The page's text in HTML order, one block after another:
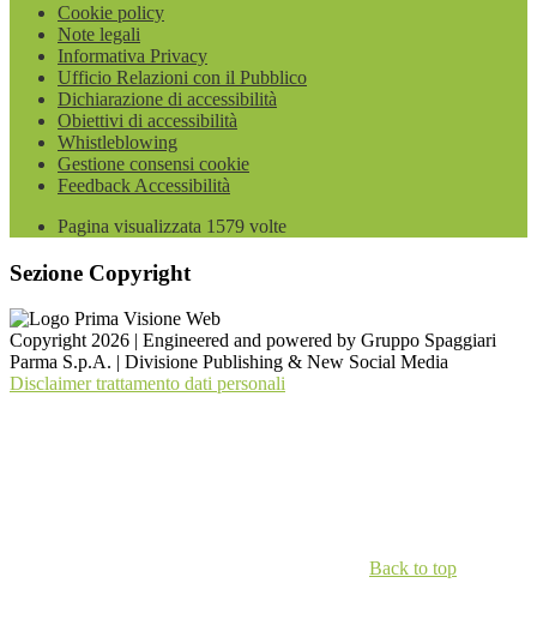
Cookie policy
Note legali
Informativa Privacy
Ufficio Relazioni con il Pubblico
Dichiarazione di accessibilità
Obiettivi di accessibilità
Whistleblowing
Gestione consensi cookie
Feedback Accessibilità
Pagina visualizzata 1579 volte
Sezione Copyright
Copyright 2026 | Engineered and powered by Gruppo Spaggiari
Parma S.p.A. | Divisione Publishing & New Social Media
Disclaimer trattamento dati personali
Back to top